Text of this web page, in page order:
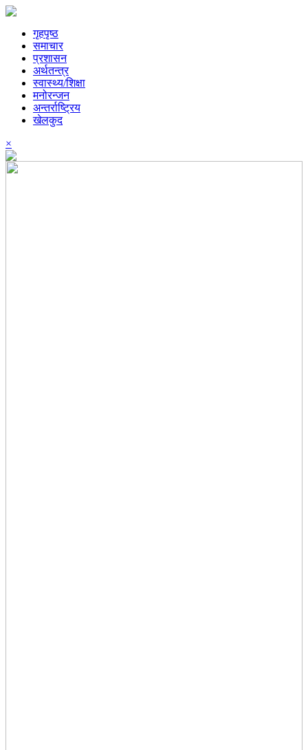
गृहपृष्ठ
समाचार
प्रशासन
अर्थतन्त्र
स्वास्थ्य/शिक्षा
मनोरन्जन
अन्तर्राष्ट्रिय
खेलकुद
×